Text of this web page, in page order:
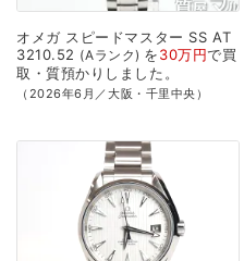
オメガ スピードマスター SS AT
3210.52
Aランク を30万円で買
取・質預かり しました。
（2026年6月／大阪・千里中央）